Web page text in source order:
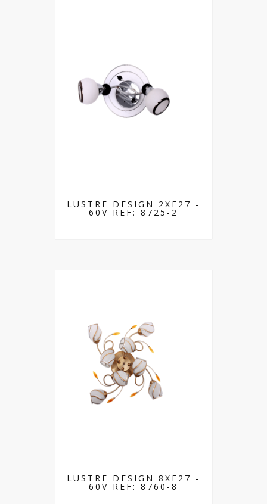
LUSTRE DESIGN 2XE27 -
60V REF: 8725-2
LUSTRE DESIGN 8XE27 -
60V REF: 8760-8